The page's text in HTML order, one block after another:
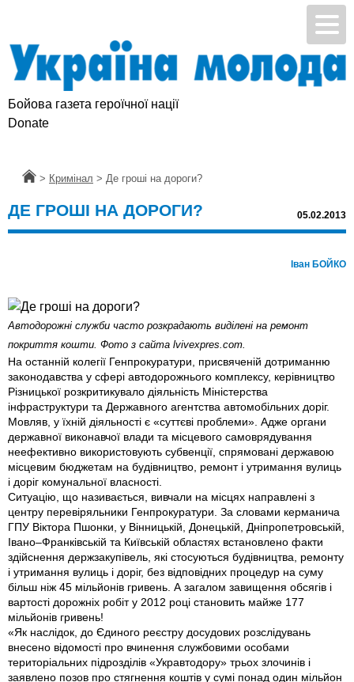
Бойова газета героїчної нації
Donate
Головна
> Кримінал > Де гроші на дороги?
ДЕ ГРОШІ НА ДОРОГИ? 05.02.2013
Іван БОЙКО
Автодорожні служби часто розкрадають виділені на ремонт
покриття кошти. Фото з сайта lvivexpres.com.
На останній колегії Генпрокуратури, присвяченій дотриманню
законодавства у сфері автодорожнього комплексу, керівництво
Різницької розкритикувало діяльність Міністерства
інфраструктури та Державного агентства автомобільних доріг.
Мовляв, у їхній діяльності є «суттєві проблеми». Адже органи
державної виконавчої влади та місцевого самоврядування
неефективно використовують субвенції, спрямовані державою
місцевим бюджетам на будівництво, ремонт і утримання вулиць
i доріг комунальної власності.
Ситуацію, що називається, вивчали на місцях направлені з
центру перевіряльники Генпрокуратури. За словами керманича
ГПУ Віктора Пшонки, у Вінницькій, Донецькій, Дніпропетровській,
Івано–Франківській та Київській областях встановлено факти
здійснення держзакупівель, які стосуються будівництва, ремонту
і утримання вулиць i доріг, без відповідних процедур на суму
більш ніж 45 мільйонів гривень. А загалом завищення обсягів i
вартості дорожніх робіт у 2012 році становить майже 177
мільйонів гривень!
«Як наслідок, до Єдиного реєстру досудових розслідувань
внесено відомості про вчинення службовими особами
територіальних підрозділів «Укравтодору» трьох злочинів і
заявлено позов про стягнення коштів у сумі понад один мільйон